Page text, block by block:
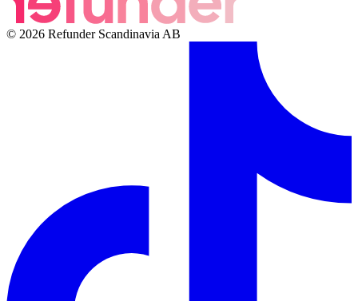
© 2026 Refunder Scandinavia AB